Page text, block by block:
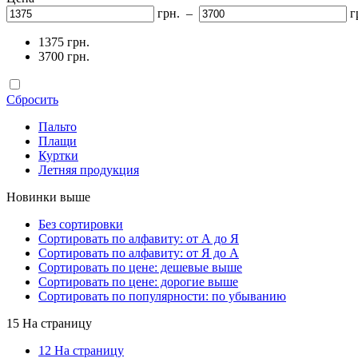
грн. –
1375 грн.
3700 грн.
Сбросить
Пальто
Плащи
Куртки
Летняя продукция
Новинки выше
Без сортировки
Сортировать по алфавиту: от А до Я
Сортировать по алфавиту: от Я до А
Сортировать по цене: дешевые выше
Сортировать по цене: дорогие выше
Сортировать по популярности: по убыванию
15 На страницу
12 На страницу